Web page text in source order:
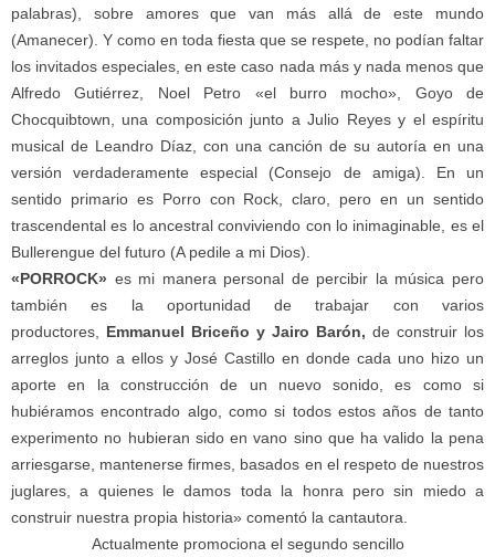
palabras), sobre amores que van más allá de este mundo
(Amanecer). Y como en toda fiesta que se respete, no podían faltar
los invitados especiales, en este caso nada más y nada menos que
Alfredo Gutiérrez, Noel Petro «el burro mocho», Goyo de
Chocquibtown, una composición junto a Julio Reyes y el espíritu
musical de Leandro Díaz, con una canción de su autoría en una
versión verdaderamente especial (Consejo de amiga). En un
sentido primario es Porro con Rock, claro, pero en un sentido
trascendental es lo ancestral conviviendo con lo inimaginable, es el
Bullerengue del futuro (A pedile a mi Dios).
«PORROCK» es mi manera personal de percibir la música pero
también es la oportunidad de trabajar con varios
productores, Emmanuel Briceño y Jairo Barón, de construir los
arreglos junto a ellos y José Castillo en donde cada uno hizo un
aporte en la construcción de un nuevo sonido, es como si
hubiéramos encontrado algo, como si todos estos años de tanto
experimento no hubieran sido en vano sino que ha valido la pena
arriesgarse, mantenerse firmes, basados en el respeto de nuestros
juglares, a quienes le damos toda la honra pero sin miedo a
construir nuestra propia historia» comentó la cantautora.
Actualmente promociona el segundo sencillo